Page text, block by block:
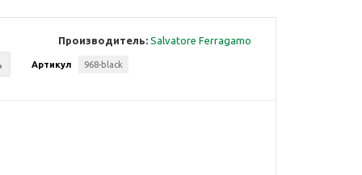
Производитель: Salvatore Ferragamo
Артикул 968-black